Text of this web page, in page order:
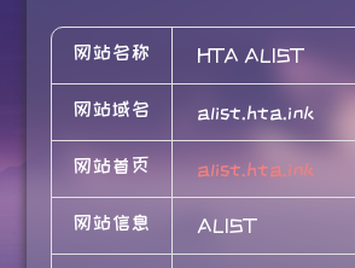
网站名称 HTA ALIST
网站域名 alist.hta.ink
网站首页 alist.hta.ink
网站信息 ALIST